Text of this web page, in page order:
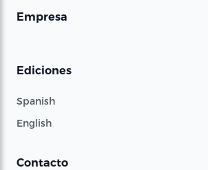
Empresa
Ediciones
Spanish
English
Contacto